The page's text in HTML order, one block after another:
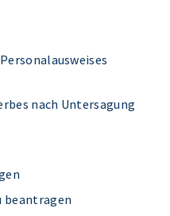
nach Untersagung
beantragen